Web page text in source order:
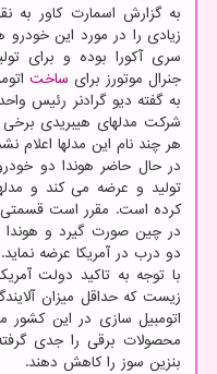
به گزارش اسمارت کاور به
زیادی را در مورد این خودرو
سری آکورا بوده و برای
جنرال موتورز برای ساخت
به گفته دیو گرادنر رئیس
شرکت مدلهای هیبریدی برخی
هر چند نام این مدلها اعلام
در حال حاضر هوندا دو
تولید و عرضه می کند و
کرده است. مقرر است قسمتی
در چین صورت گیرد و هوندا
دو درب در آمریکا عرضه نماید.
با توجه به تاکید دولت
زیست که حداقل میزان
اتومبیل سازی در این کشور
محصولات برقی را جدی
بنزین سوز را کاهش دهند.